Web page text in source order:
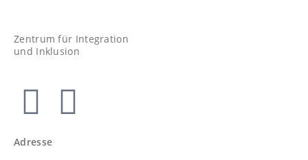
Zentrum für Integration
und Inklusion
Adresse